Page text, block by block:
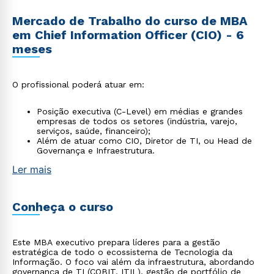
Mercado de Trabalho do curso de MBA
em Chief Information Officer (CIO) - 6
meses
O profissional poderá atuar em:
Posição executiva (C-Level) em médias e grandes
empresas de todos os setores (indústria, varejo,
serviços, saúde, financeiro);
Além de atuar como CIO, Diretor de TI, ou Head de
Governança e Infraestrutura.
Ler mais
Conheça o curso
Este MBA executivo prepara líderes para a gestão
estratégica de todo o ecossistema de Tecnologia da
Informação. O foco vai além da infraestrutura, abordando
governança de TI (COBIT, ITIL), gestão de portfólio de